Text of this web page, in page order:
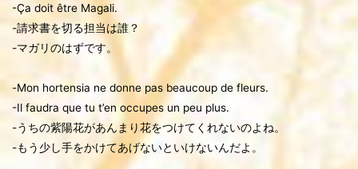
-Ça doit être Magali.
-請求書を切る担当は誰？
-マガリのはずです。
-Mon hortensia ne donne pas beaucoup de fleurs.
-Il faudra que tu t’en occupes un peu plus.
-うちの紫陽花があんまり花をつけてくれないのよね。
-もう少し手をかけてあげないといけないんだよ。